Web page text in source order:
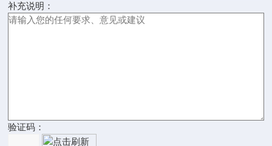
补充说明：
验证码：